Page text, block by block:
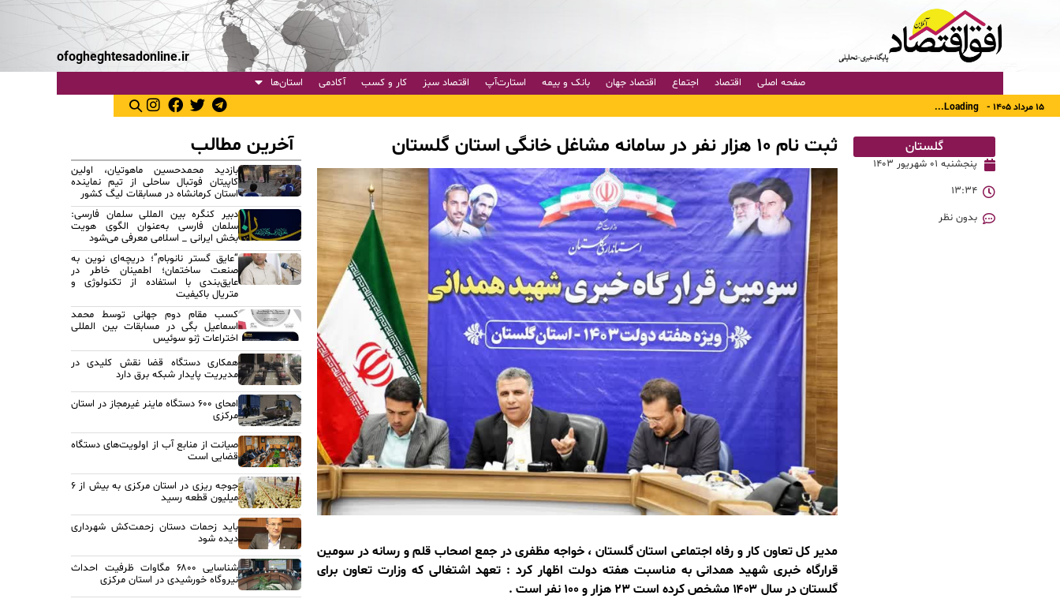
ofogheghtesadonline.ir
صفحه اصلی اقتصاد اجتماع اقتصاد جهان بانک و بیمه استارت‌آپ اقتصاد سبز کار و کسب آکادمی استان‌ها
۱۵ مرداد ۱۴۰۵ - Loading...
گلستان
پنجشنبه ۰۱ شهریور ۱۴۰۳
۱۳:۳۴
بدون نظر
ثبت نام ۱۰ هزار نفر در سامانه مشاغل خانگی استان گلستان
مدیر کل تعاون کار و رفاه اجتماعی استان گلستان ، خواجه مظفری در جمع اصحاب قلم و رسانه در سومین
قرارگاه خبری شهید همدانی به مناسبت هفته دولت اظهار کرد : تعهد اشتغالی که وزارت تعاون برای
گلستان در سال ۱۴۰۳ مشخص کرده است ۲۳ هزار و ۱۰۰ نفر است .
آخرین مطالب
بازدید محمدحسین ماهوتیان، اولین
کاپیتان فوتبال ساحلی از تیم نماینده
استان کرمانشاه در مسابقات لیگ کشور
دبیر کنگره بین المللی سلمان فارسی:
سلمان فارسی به‌عنوان الگوی هویت
بخش ایرانی _ اسلامی معرفی می‌شود
“عایق گستر نانوبام”؛ دریچه‌ای نوین به
صنعت ساختمان؛ اطمینان خاطر در
عایق‌بندی با استفاده از تکنولوژی و
متریال باکیفیت
کسب مقام دوم جهانی توسط محمد
اسماعیل بگی در مسابقات بین المللی
اختراعات ژنو سوئیس
همکاری دستگاه قضا نقش کلیدی در
مدیریت پایدار شبکه برق دارد
امحای ۶۰۰ دستگاه ماینر غیرمجاز در استان
مرکزی
صیانت از منابع آب از اولویت‌های دستگاه
قضایی است
جوجه ریزی در استان مرکزی به بیش از ۶
میلیون قطعه رسید
باید زحمات دستان زحمت‌کش شهرداری
دیده شود
شناسایی ۶۸۰۰ مگاوات ظرفیت احداث
نیروگاه خورشیدی در استان مرکزی